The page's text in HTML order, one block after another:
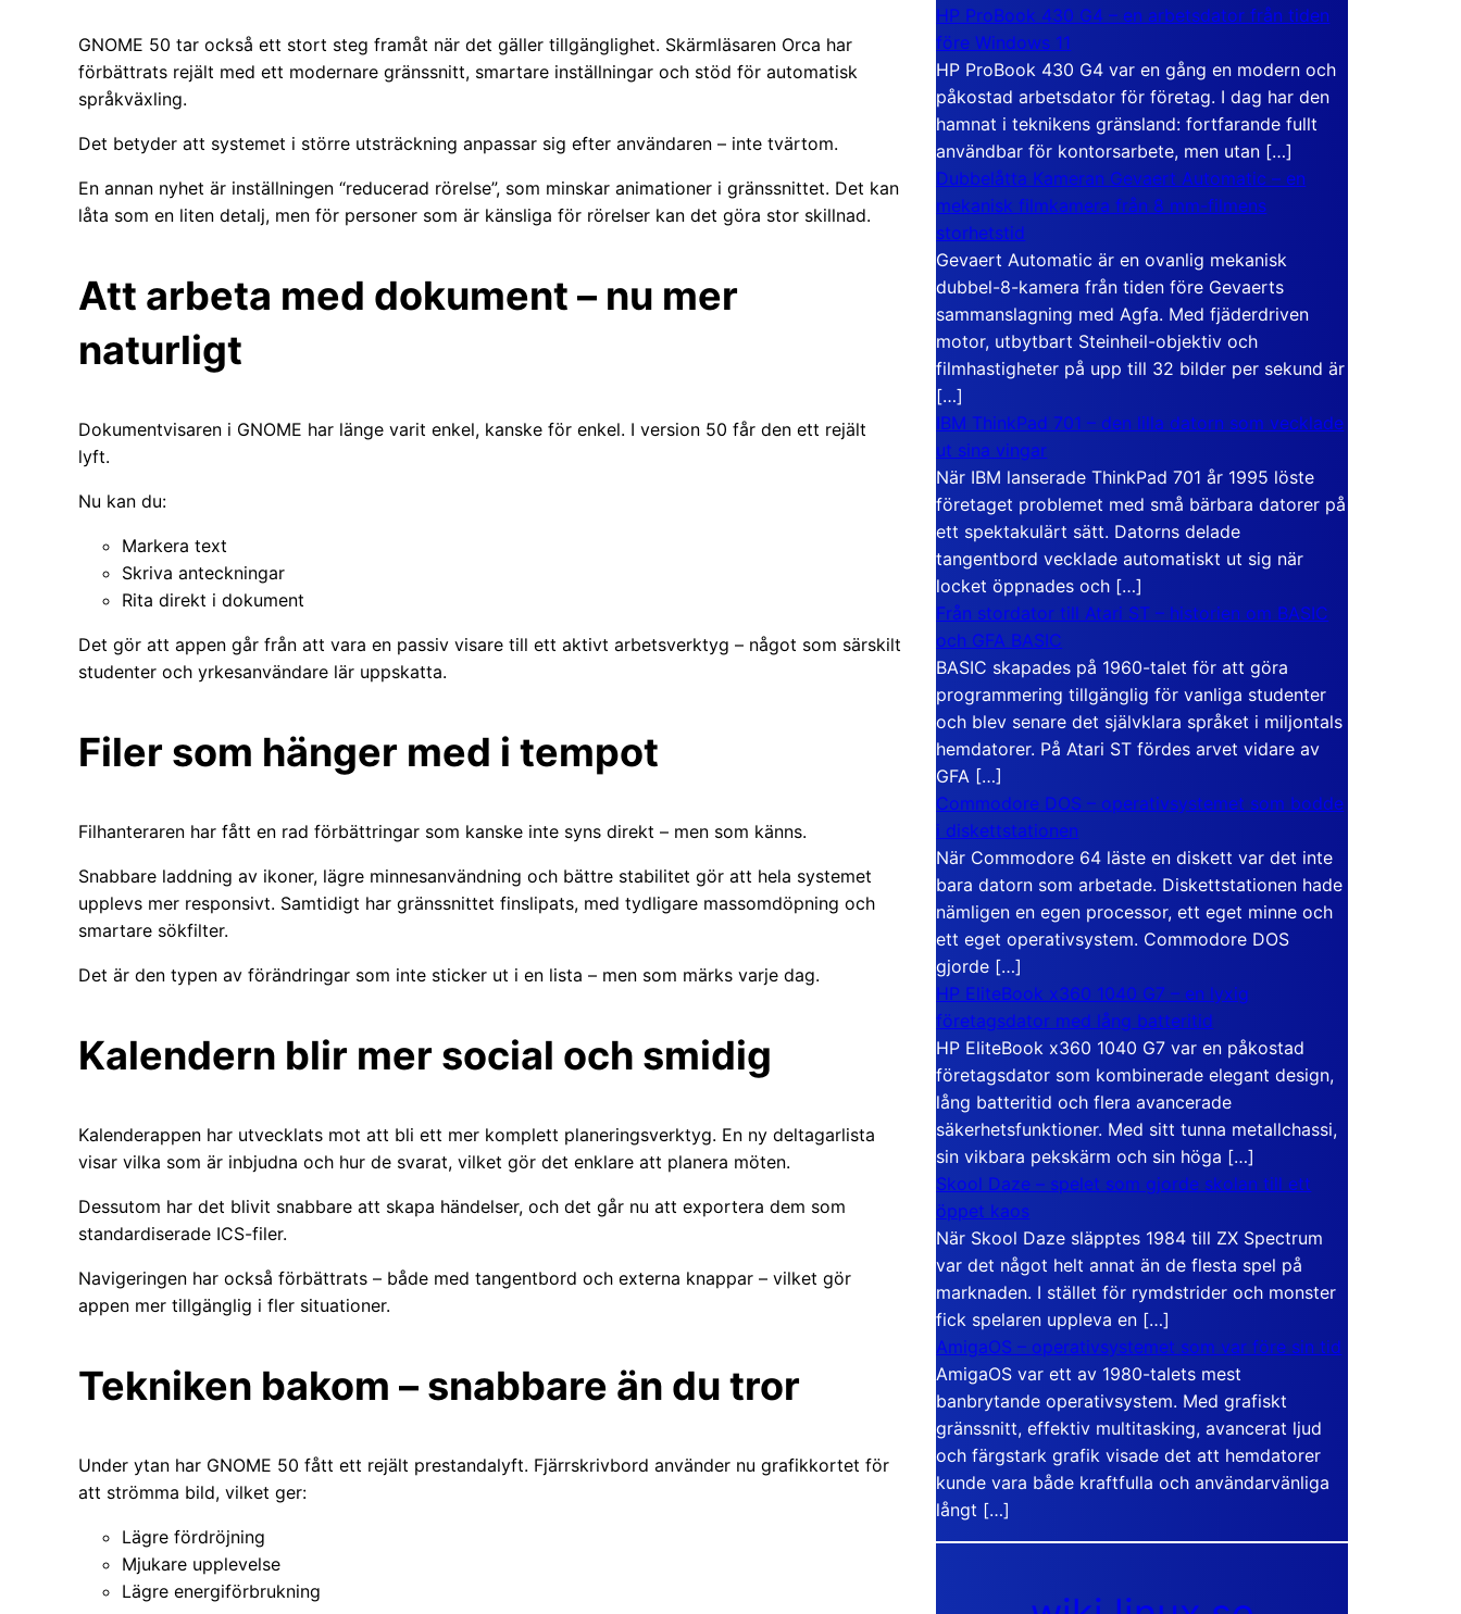
GNOME 50 tar också ett stort steg framåt när det gäller tillgänglighet. Skärmläsaren Orca har
förbättrats rejält med ett modernare gränssnitt, smartare inställningar och stöd för automatisk
språkväxling.
Det betyder att systemet i större utsträckning anpassar sig efter användaren – inte tvärtom.
En annan nyhet är inställningen “reducerad rörelse”, som minskar animationer i gränssnittet. Det kan
låta som en liten detalj, men för personer som är känsliga för rörelser kan det göra stor skillnad.
Att arbeta med dokument – nu mer
naturligt
Dokumentvisaren i GNOME har länge varit enkel, kanske för enkel. I version 50 får den ett rejält
lyft.
Nu kan du:
Markera text
Skriva anteckningar
Rita direkt i dokument
Det gör att appen går från att vara en passiv visare till ett aktivt arbetsverktyg – något som särskilt
studenter och yrkesanvändare lär uppskatta.
Filer som hänger med i tempot
Filhanteraren har fått en rad förbättringar som kanske inte syns direkt – men som känns.
Snabbare laddning av ikoner, lägre minnesanvändning och bättre stabilitet gör att hela systemet
upplevs mer responsivt. Samtidigt har gränssnittet finslipats, med tydligare massomdöpning och
smartare sökfilter.
Det är den typen av förändringar som inte sticker ut i en lista – men som märks varje dag.
Kalendern blir mer social och smidig
Kalenderappen har utvecklats mot att bli ett mer komplett planeringsverktyg. En ny deltagarlista
visar vilka som är inbjudna och hur de svarat, vilket gör det enklare att planera möten.
Dessutom har det blivit snabbare att skapa händelser, och det går nu att exportera dem som
standardiserade ICS-filer.
Navigeringen har också förbättrats – både med tangentbord och externa knappar – vilket gör
appen mer tillgänglig i fler situationer.
Tekniken bakom – snabbare än du tror
Under ytan har GNOME 50 fått ett rejält prestandalyft. Fjärrskrivbord använder nu grafikkortet för
att strömma bild, vilket ger:
Lägre fördröjning
Mjukare upplevelse
Lägre energiförbrukning
HP ProBook 430 G4 – en arbetsdator från tiden
före Windows 11
HP ProBook 430 G4 var en gång en modern och
påkostad arbetsdator för företag. I dag har den
hamnat i teknikens gränsland: fortfarande fullt
användbar för kontorsarbete, men utan […]
Dubbelåtta Kameran Gevaert Automatic – en
mekanisk filmkamera från 8 mm-filmens
storhetstid
Gevaert Automatic är en ovanlig mekanisk
dubbel-8-kamera från tiden före Gevaerts
sammanslagning med Agfa. Med fjäderdriven
motor, utbytbart Steinheil-objektiv och
filmhastigheter på upp till 32 bilder per sekund är
[…]
IBM ThinkPad 701 – den lilla datorn som vecklade
ut sina vingar
När IBM lanserade ThinkPad 701 år 1995 löste
företaget problemet med små bärbara datorer på
ett spektakulärt sätt. Datorns delade
tangentbord vecklade automatiskt ut sig när
locket öppnades och […]
Från stordator till Atari ST – historien om BASIC
och GFA BASIC
BASIC skapades på 1960-talet för att göra
programmering tillgänglig för vanliga studenter
och blev senare det självklara språket i miljontals
hemdatorer. På Atari ST fördes arvet vidare av
GFA […]
Commodore DOS – operativsystemet som bodde
i diskettstationen
När Commodore 64 läste en diskett var det inte
bara datorn som arbetade. Diskettstationen hade
nämligen en egen processor, ett eget minne och
ett eget operativsystem. Commodore DOS
gjorde […]
HP EliteBook x360 1040 G7 – en lyxig
företagsdator med lång batteritid
HP EliteBook x360 1040 G7 var en påkostad
företagsdator som kombinerade elegant design,
lång batteritid och flera avancerade
säkerhetsfunktioner. Med sitt tunna metallchassi,
sin vikbara pekskärm och sin höga […]
Skool Daze – spelet som gjorde skolan till ett
öppet kaos
När Skool Daze släpptes 1984 till ZX Spectrum
var det något helt annat än de flesta spel på
marknaden. I stället för rymdstrider och monster
fick spelaren uppleva en […]
AmigaOS – operativsystemet som var före sin tid
AmigaOS var ett av 1980-talets mest
banbrytande operativsystem. Med grafiskt
gränssnitt, effektiv multitasking, avancerat ljud
och färgstark grafik visade det att hemdatorer
kunde vara både kraftfulla och användarvänliga
långt […]